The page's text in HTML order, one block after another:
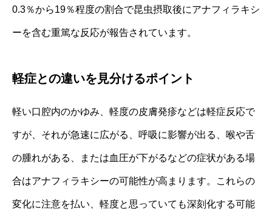
0.3％から19％程度の割合で昆虫摂取後にアナフィラキシ
ーを含む重篤な反応が報告されています。
軽症との違いを見分けるポイント
軽い口腔内のかゆみ、軽度の皮膚発疹などは軽症反応で
すが、それが急速に広がる、呼吸に影響が出る、喉や舌
の腫れがある、または血圧が下がるなどの症状がある場
合はアナフィラキシーの可能性が高まります。これらの
変化に注意を払い、軽度と思っていても深刻化する可能